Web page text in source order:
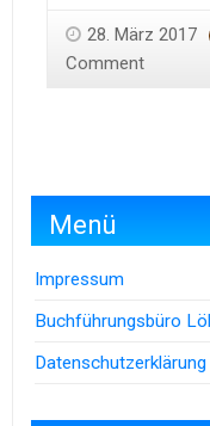
28. März 2017
Comment
Menü
Impressum
Buchführungsbüro
Datenschutzerklärung